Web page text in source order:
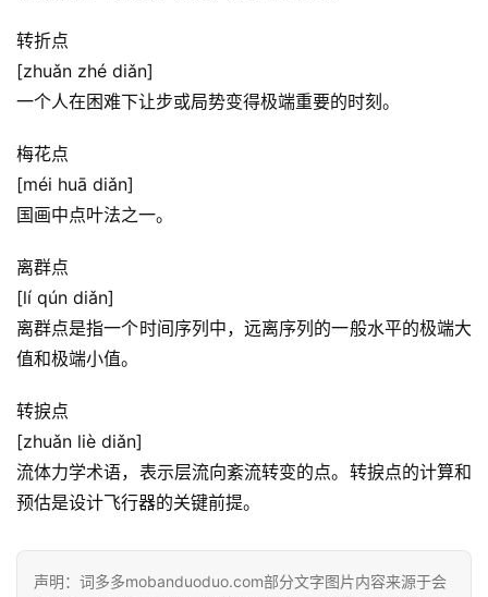
好
词
句
经
典
词
古
今
词
转折点
[zhuǎn zhé diǎn]
一个人在困难下让步或局势变得极端重要的时刻。
梅花点
[méi huā diǎn]
国画中点叶法之一。
离群点
[lí qún diǎn]
离群点是指一个时间序列中，远离序列的一般水平的极端大
值和极端小值。
转捩点
[zhuǎn liè diǎn]
流体力学术语，表示层流向紊流转变的点。转捩点的计算和
预估是设计飞行器的关键前提。
声明：词多多mobanduoduo.com部分文字图片内容来源于会